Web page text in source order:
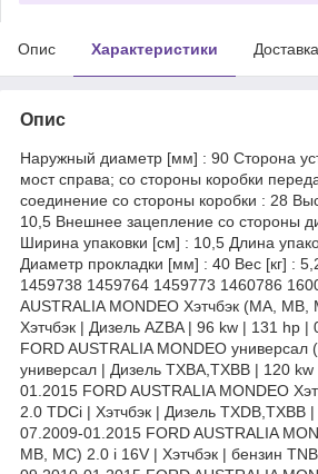
Опис Характеристики Доставка
Опис
Наружный диаметр [мм] : 90 Сторона
мост справа; со стороны коробки
соединение со стороны коробки : 28
10,5 Внешнее зацепление со стороны
Ширина упаковки [см] : 10,5 Длина
Диаметр прокладки [мм] : 40 Вес [кг] :
1459738 1459764 1459773 1460786
AUSTRALIA MONDEO Хэтчбэк (MA, MB,
Хэтчбэк | Дизель AZBA | 96 kw | 131 hp |
FORD AUSTRALIA MONDEO универсал
универсал | Дизель TXBA,TXBB | 120
01.2015 FORD AUSTRALIA MONDEO
2.0 TDCi | Хэтчбэк | Дизель TXDB,TXBB
07.2009-01.2015 FORD AUSTRALIA
MB, MC) 2.0 i 16V | Хэтчбэк | бензин